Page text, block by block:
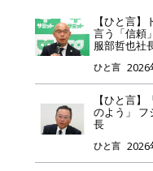
【ひと言】
言う「信頼
服部哲也社
ひと言 2026
【ひと言】
のよう」 フ
長
ひと言 2026